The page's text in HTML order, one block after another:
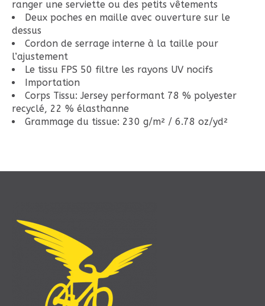
ranger une serviette ou des petits vêtements
Deux poches en maille avec ouverture sur le
dessus
Cordon de serrage interne à la taille pour
l’ajustement
Le tissu FPS 50 filtre les rayons UV nocifs
Importation
Corps Tissu: Jersey performant 78 % polyester
recyclé, 22 % élasthanne
Grammage du tissue: 230 g/m² / 6.78 oz/yd²